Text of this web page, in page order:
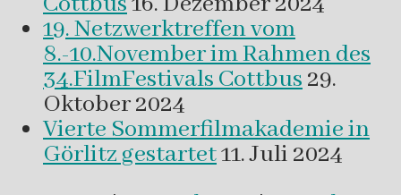
19. Netzwerktreffen vom
8.-10.November im Rahmen des
34.FilmFestivals Cottbus29.
Oktober 2024
Vierte Sommerfilmakademie in
Görlitz gestartet11. Juli 2024